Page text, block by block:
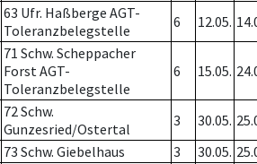
63 Ufr. Haßberge AGT-
Toleranzbelegstelle
6 12.05.
71 Schw. Scheppacher
Forst AGT-
Toleranzbelegstelle
6 15.05.
72 Schw.
Gunzesried/Ostertal
3 30.05.
73 Schw. Giebelhaus 3 30.05.